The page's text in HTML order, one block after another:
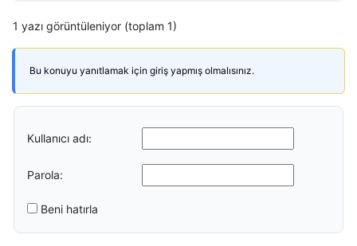
1 yazı görüntüleniyor (toplam 1)
Bu konuyu yanıtlamak için giriş yapmış olmalısınız.
Kullanıcı adı:
Parola:
Beni hatırla